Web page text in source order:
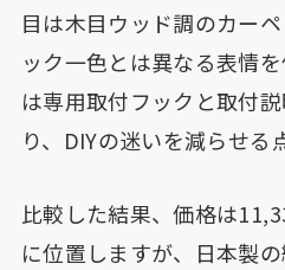
目は木目ウッド調のカー
ック一色とは異なる表情
は専用取付フックと取付
り、DIYの迷いを減らせる
比較した結果、価格は
に位置しますが、日本製